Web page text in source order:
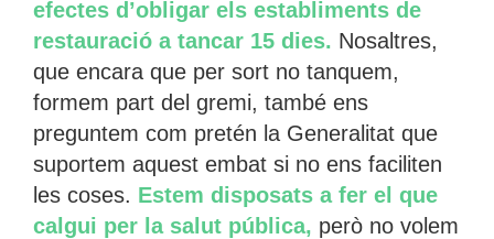
efectes d’obligar els establiments de
restauració a tancar 15 dies. Nosaltres,
que encara que per sort no tanquem,
formem part del gremi, també ens
preguntem com pretén la Generalitat que
suportem aquest embat si no ens faciliten
les coses. Estem disposats a fer el que
calgui per la salut pública, però no volem